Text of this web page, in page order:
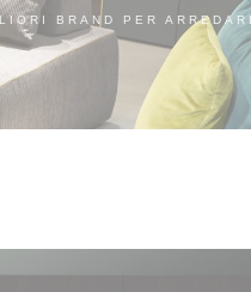
BRAND PER